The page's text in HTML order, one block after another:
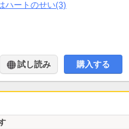
ハートのせい(3)
試し読み 購入する